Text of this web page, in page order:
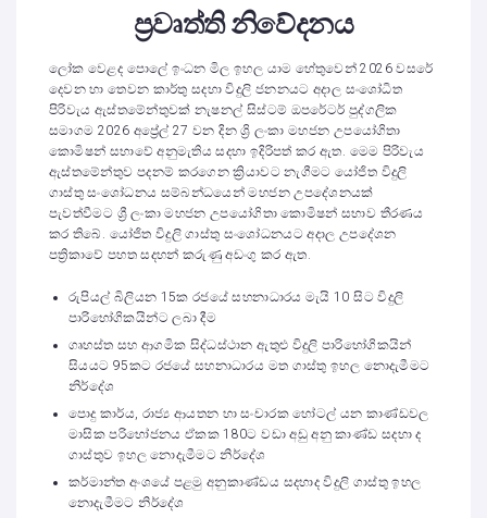
ප්‍රවෘත්ති නිවේදනය
ලෝක වෙළද පොලේ ඉංධන මිල ඉහල යාම හේතුවෙන් 2026 වසරේ
දෙවන හා තෙවන කාර්තු සදහා විදුලි ජනනයට අදාල සංශෝධිත
පිරිවැය ඇස්තමේන්තුවක් නැෂනල් සිස්ටම් ඔපරේටර් පුද්ගලික
සමාගම 2026 අප්‍රේල් 27 වන දින ශ්‍රි ලංකා මහජන උපයෝගිතා
කොමිෂන් සභාවේ අනුමැතිය සදහා ඉදිරිපත් කර ඇත. මෙම පිරිවැය
ඇස්තමේන්තුව පදනම් කරගෙන ක්‍රියාවට නැගීමට යෝජිත විදුලි
ගාස්තු සංශෝධනය සම්බන්ධයෙන් මහජන උපදේශනයක්
පැවත්වීමට ශ්‍රී ලංකා මහජන උපයෝගිතා කොමිෂන් සභාව තීරණය
කර තිබේ. යෝජිත විදුලි ගාස්තු සංශෝධනයට අදාල උපදේශන
පත්‍රිකාවේ පහත සදහන් කරුණු අඩංගු කර ඇත.
රුපියල් බිලියන 15ක රජයේ සහනාධාරය මැයි 10 සිට විදුලි
පාරිභෝගිකයින්ට ලබා දීම
ගෘහස්ත සහ ආගමික සිද්ධස්ථාන ඇතුළු විදුලි පාරිභෝගිකයින්
සියයට 95කට රජයේ සහනාධාරය මත ගාස්තු ඉහල නොදැමීමට
නිර්දේශ
පොදු කාර්ය, රාජ්‍ය ආයතන හා සංචාරක හෝටල් යන කාණ්ඩවල
මාසික පරිභෝජනය ඒකක 180ට වඩා අඩු අනු කාණ්ඩ සදහා ද
ගාස්තුව ඉහල නොදැමීමට නිර්දේශ
කර්මාන්ත අංශයේ පළමු අනුකාණ්ඩය සදහාද විදුලි ගාස්තු ඉහල
නොදැමීමට නිර්දේශ